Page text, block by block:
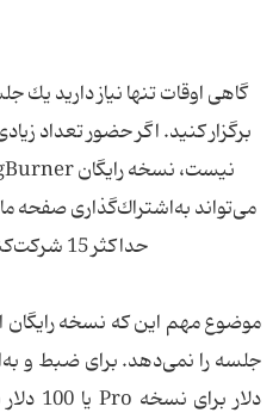
گاهی اوقات تنها نیاز دارید یك
برگزار كنید. اگر حضور تعداد
می‌تواند به‌اشتراك‌گذاری صفحه
حداكثر 15 شركت‌كننده فراهم كند.
موضوع مهم این كه نسخه رایگان